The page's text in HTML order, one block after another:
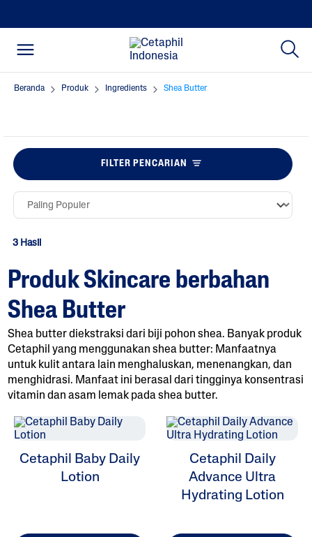
Beranda Produk Ingredients Shea Butter
FILTER PENCARIAN
ALL FILTERS
Pelembap
3 Hasil
Produk Skincare berbahan
Shea Butter
Shea butter diekstraksi dari biji pohon shea. Banyak produk
Cetaphil yang menggunakan shea butter: Manfaatnya
untuk kulit antara lain menghaluskan, menenangkan, dan
menghidrasi. Manfaat ini berasal dari tingginya konsentrasi
vitamin dan asam lemak pada shea butter.
Cetaphil Baby Daily
Lotion
Cetaphil Daily
Advance Ultra
Hydrating Lotion